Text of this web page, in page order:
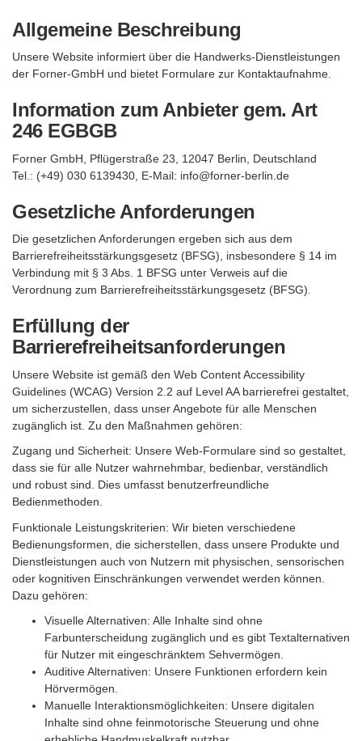
Allgemeine Beschreibung
Unsere Website informiert über die Handwerks-Dienstleistungen
der Forner-GmbH und bietet Formulare zur Kontaktaufnahme.
Information zum Anbieter gem. Art
246 EGBGB
Forner GmbH, Pflügerstraße 23, 12047 Berlin, Deutschland
Tel.: (+49) 030 6139430, E-Mail: info@forner-berlin.de
Gesetzliche Anforderungen
Die gesetzlichen Anforderungen ergeben sich aus dem
Barrierefreiheitsstärkungsgesetz (BFSG), insbesondere § 14 im
Verbindung mit § 3 Abs. 1 BFSG unter Verweis auf die
Verordnung zum Barrierefreiheitsstärkungsgesetz (BFSG).
Erfüllung der
Barrierefreiheitsanforderungen
Unsere Website ist gemäß den Web Content Accessibility
Guidelines (WCAG) Version 2.2 auf Level AA barrierefrei gestaltet,
um sicherzustellen, dass unser Angebote für alle Menschen
zugänglich ist. Zu den Maßnahmen gehören:
Zugang und Sicherheit: Unsere Web-Formulare sind so gestaltet,
dass sie für alle Nutzer wahrnehmbar, bedienbar, verständlich
und robust sind. Dies umfasst benutzerfreundliche
Bedienmethoden.
Funktionale Leistungskriterien: Wir bieten verschiedene
Bedienungsformen, die sicherstellen, dass unsere Produkte und
Dienstleistungen auch von Nutzern mit physischen, sensorischen
oder kognitiven Einschränkungen verwendet werden können.
Dazu gehören:
Visuelle Alternativen: Alle Inhalte sind ohne
Farbunterscheidung zugänglich und es gibt Textalternativen
für Nutzer mit eingeschränktem Sehvermögen.
Auditive Alternativen: Unsere Funktionen erfordern kein
Hörvermögen.
Manuelle Interaktionsmöglichkeiten: Unsere digitalen
Inhalte sind ohne feinmotorische Steuerung und ohne